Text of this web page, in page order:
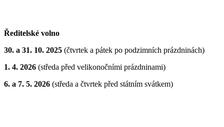
Ředitelské volno
30. a 31. 10. 2025 (čtvrtek a pátek po podzimních prázdninách)
1. 4. 2026 (středa před velikonočními prázdninami)
6. a 7. 5. 2026 (středa a čtvrtek před státním svátkem)